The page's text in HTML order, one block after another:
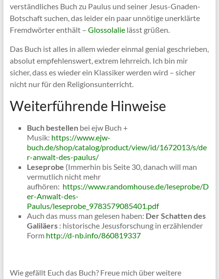
verständliches Buch zu Paulus und seiner Jesus-Gnaden-
Botschaft suchen, das leider ein paar unnötige unerklärte
Fremdwörter enthält – Glossolalielässt grüßen.
Das Buch ist alles in allem wieder einmal genial geschrieben,
absolut empfehlenswert, extrem lehrreich. Ich bin mir
sicher, dass es wieder ein Klassiker werden wird – sicher
nicht nur für den Religionsunterricht.
Weiterführende Hinweise
Buch bestellenbei ejw Buch +
Musik: https://www.ejw-
buch.de/shop/catalog/product/view/id/1672013/s/de
r-anwalt-des-paulus/
Leseprobe (Immerhin bis Seite 30, danach will man
vermutlich nicht mehr
aufhören: https://www.randomhouse.de/leseprobe/D
er-Anwalt-des-
Paulus/leseprobe_9783579085401.pdf
Auch das muss man gelesen haben: Der Schatten des
Galiläers: historische Jesusforschung in erzählender
Form http://d-nb.info/860819337
Wie gefällt Euch das Buch? Freue mich über weitere